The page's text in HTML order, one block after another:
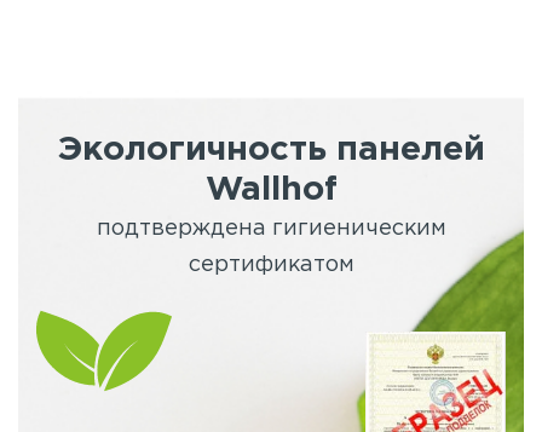
Экологичность панелей
Wallhof
подтверждена гигиеническим
сертификатом